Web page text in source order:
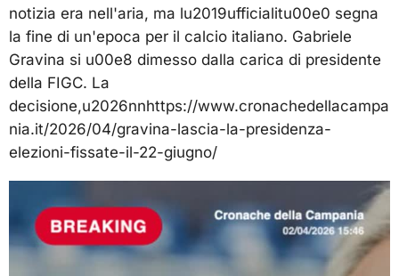
notizia era nell'aria, ma lu2019ufficialitu00e0 segna
la fine di un'epoca per il calcio italiano. Gabriele
Gravina si u00e8 dimesso dalla carica di presidente
della FIGC. La
decisione,u2026nnhttps://www.cronachedellacampa
nia.it/2026/04/gravina-lascia-la-presidenza-
elezioni-fissate-il-22-giugno/
Player